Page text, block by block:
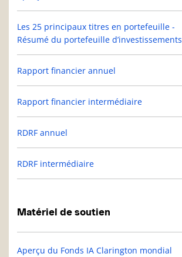
Les 25 principaux titres en portefeuille -
Résumé du portefeuille d’investissements
Rapport financier annuel
Rapport financier intermédiaire
RDRF annuel
RDRF intermédiaire
Matériel de soutien
Aperçu du Fonds IA Clarington mondial